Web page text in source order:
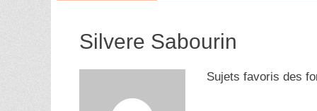
Silvere Sabourin
Sujets favoris des